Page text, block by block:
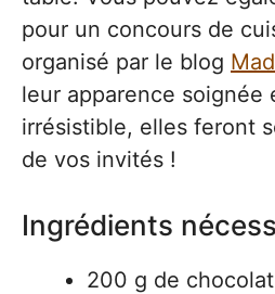
pour un concours de
organisé par le blog
leur apparence soignée
irrésistible, elles feront
de vos invités !
Ingrédients
200 g de